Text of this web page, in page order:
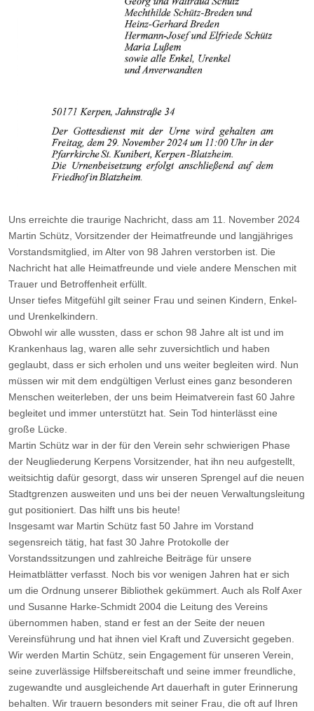
Uns erreichte die traurige Nachricht, dass am 11. November 2024
Martin Schütz, Vorsitzender der Heimatfreunde und langjähriges
Vorstandsmitglied, im Alter von 98 Jahren verstorben ist. Die
Nachricht hat alle Heimatfreunde und viele andere Menschen mit
Trauer und Betroffenheit erfüllt.
Unser tiefes Mitgefühl gilt seiner Frau und seinen Kindern, Enkel-
und Urenkelkindern.
Obwohl wir alle wussten, dass er schon 98 Jahre alt ist und im
Krankenhaus lag, waren alle sehr zuversichtlich und haben
geglaubt, dass er sich erholen und uns weiter begleiten wird. Nun
müssen wir mit dem endgültigen Verlust eines ganz besonderen
Menschen weiterleben, der uns beim Heimatverein fast 60 Jahre
begleitet und immer unterstützt hat. Sein Tod hinterlässt eine
große Lücke.
Martin Schütz war in der für den Verein sehr schwierigen Phase
der Neugliederung Kerpens Vorsitzender, hat ihn neu aufgestellt,
weitsichtig dafür gesorgt, dass wir unseren Sprengel auf die neuen
Stadtgrenzen ausweiten und uns bei der neuen Verwaltungsleitung
gut positioniert. Das hilft uns bis heute!
Insgesamt war Martin Schütz fast 50 Jahre im Vorstand
segensreich tätig, hat fast 30 Jahre Protokolle der
Vorstandssitzungen und zahlreiche Beiträge für unsere
Heimatblätter verfasst. Noch bis vor wenigen Jahren hat er sich
um die Ordnung unserer Bibliothek gekümmert. Auch als Rolf Axer
und Susanne Harke-Schmidt 2004 die Leitung des Vereins
übernommen haben, stand er fest an der Seite der neuen
Vereinsführung und hat ihnen viel Kraft und Zuversicht gegeben.
Wir werden Martin Schütz, sein Engagement für unseren Verein,
seine zuverlässige Hilfsbereitschaft und seine immer freundliche,
zugewandte und ausgleichende Art dauerhaft in guter Erinnerung
behalten. Wir trauern besonders mit seiner Frau, die oft auf Ihren